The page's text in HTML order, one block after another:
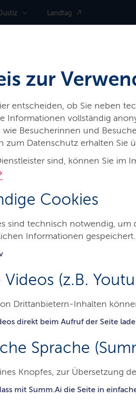
zur
entscheiden, ob Sie neben
Informationen vollständig
wie Besucherinnen und
zum Datenschutz erhalten Sie
sind, können Sie im
Cookies
sind technisch notwendig, um
Informationen gespeichert.
Videos (z.B.
Drittanbietern-Inhalten
direkt beim Aufruf der Seite
Sprache
Knopfes, zur Übersetzung
mit Summ.Ai die Seite in
Landtag
Kontakt
Landeslabor Schleswig-Holstein